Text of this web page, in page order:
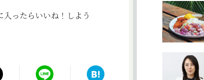
入ったらいいね！しよう